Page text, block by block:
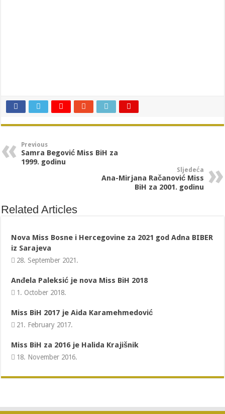
Previous
Samra Begović Miss BiH za
1999. godinu
Sljedeća
Ana-Mirjana Račanović Miss
BiH za 2001. godinu
Related Articles
Nova Miss Bosne i Hercegovine za 2021 god Adna BIBER
iz Sarajeva
28. September 2021.
Anđela Paleksić je nova Miss BiH 2018
1. October 2018.
Miss BiH 2017 je Aida Karamehmedović
21. February 2017.
Miss BiH za 2016 je Halida Krajišnik
18. November 2016.